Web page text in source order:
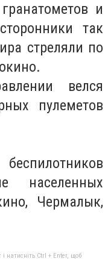
и
так
стреляли по
велся
пулеметов
населенных
Чермалык,
натисніть Ctrl + Enter, щоб